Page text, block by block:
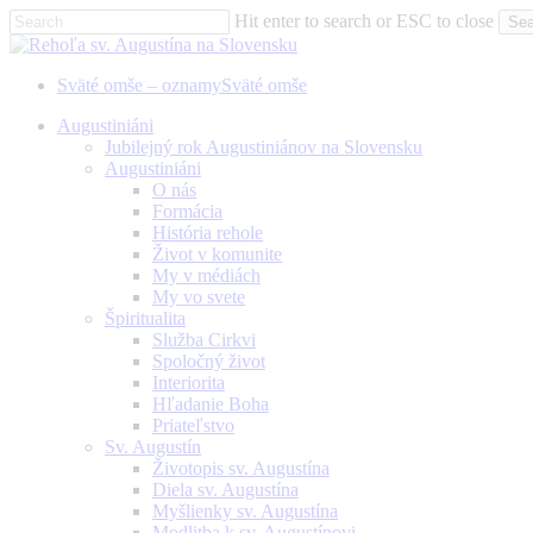
Skip
to
content
Hit enter to search or ESC to close
Close
Sväté omše – oznamySväté omše
Menu
Augustiniáni
Jubilejný rok Augustiniánov na Slovensku
Augustiniáni
O nás
Formácia
História rehole
Život v komunite
My v médiách
My vo svete
Špiritualita
Služba Cirkvi
Spoločný život
Interiorita
Hľadanie Boha
Priateľstvo
Sv. Augustín
Životopis sv. Augustína
Diela sv. Augustína
Myšlienky sv. Augustína